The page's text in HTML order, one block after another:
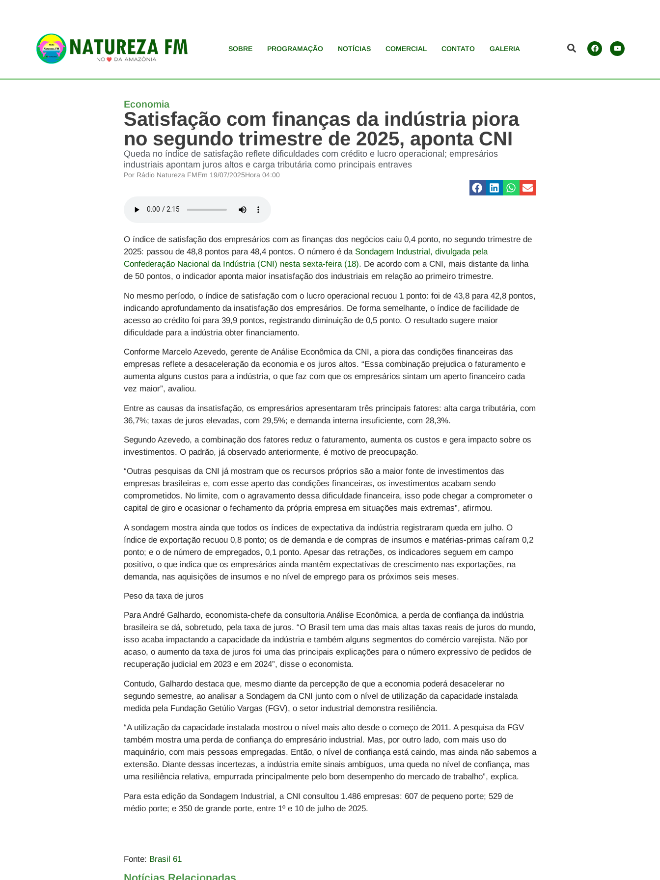
SOBRE PROGRAMAÇÃO NOTÍCIAS COMERCIAL CONTATO GALERIA
Economia
Satisfação com finanças da indústria piora
no segundo trimestre de 2025, aponta CNI
Queda no índice de satisfação reflete dificuldades com crédito e lucro operacional; empresários
industriais apontam juros altos e carga tributária como principais entraves
Por Rádio Natureza FMEm 19/07/2025Hora 04:00
O índice de satisfação dos empresários com as finanças dos negócios caiu 0,4 ponto, no segundo trimestre de
2025: passou de 48,8 pontos para 48,4 pontos. O número é da Sondagem Industrial, divulgada pela
Confederação Nacional da Indústria (CNI) nesta sexta-feira (18). De acordo com a CNI, mais distante da linha
de 50 pontos, o indicador aponta maior insatisfação dos industriais em relação ao primeiro trimestre.
No mesmo período, o índice de satisfação com o lucro operacional recuou 1 ponto: foi de 43,8 para 42,8 pontos,
indicando aprofundamento da insatisfação dos empresários. De forma semelhante, o índice de facilidade de
acesso ao crédito foi para 39,9 pontos, registrando diminuição de 0,5 ponto. O resultado sugere maior
dificuldade para a indústria obter financiamento.
Conforme Marcelo Azevedo, gerente de Análise Econômica da CNI, a piora das condições financeiras das
empresas reflete a desaceleração da economia e os juros altos. “Essa combinação prejudica o faturamento e
aumenta alguns custos para a indústria, o que faz com que os empresários sintam um aperto financeiro cada
vez maior”, avaliou.
Entre as causas da insatisfação, os empresários apresentaram três principais fatores: alta carga tributária, com
36,7%; taxas de juros elevadas, com 29,5%; e demanda interna insuficiente, com 28,3%.
Segundo Azevedo, a combinação dos fatores reduz o faturamento, aumenta os custos e gera impacto sobre os
investimentos. O padrão, já observado anteriormente, é motivo de preocupação.
“Outras pesquisas da CNI já mostram que os recursos próprios são a maior fonte de investimentos das
empresas brasileiras e, com esse aperto das condições financeiras, os investimentos acabam sendo
comprometidos. No limite, com o agravamento dessa dificuldade financeira, isso pode chegar a comprometer o
capital de giro e ocasionar o fechamento da própria empresa em situações mais extremas”, afirmou.
A sondagem mostra ainda que todos os índices de expectativa da indústria registraram queda em julho. O
índice de exportação recuou 0,8 ponto; os de demanda e de compras de insumos e matérias-primas caíram 0,2
ponto; e o de número de empregados, 0,1 ponto. Apesar das retrações, os indicadores seguem em campo
positivo, o que indica que os empresários ainda mantêm expectativas de crescimento nas exportações, na
demanda, nas aquisições de insumos e no nível de emprego para os próximos seis meses.
Peso da taxa de juros
Para André Galhardo, economista-chefe da consultoria Análise Econômica, a perda de confiança da indústria
brasileira se dá, sobretudo, pela taxa de juros. “O Brasil tem uma das mais altas taxas reais de juros do mundo,
isso acaba impactando a capacidade da indústria e também alguns segmentos do comércio varejista. Não por
acaso, o aumento da taxa de juros foi uma das principais explicações para o número expressivo de pedidos de
recuperação judicial em 2023 e em 2024”, disse o economista.
Contudo, Galhardo destaca que, mesmo diante da percepção de que a economia poderá desacelerar no
segundo semestre, ao analisar a Sondagem da CNI junto com o nível de utilização da capacidade instalada
medida pela Fundação Getúlio Vargas (FGV), o setor industrial demonstra resiliência.
“A utilização da capacidade instalada mostrou o nível mais alto desde o começo de 2011. A pesquisa da FGV
também mostra uma perda de confiança do empresário industrial. Mas, por outro lado, com mais uso do
maquinário, com mais pessoas empregadas. Então, o nível de confiança está caindo, mas ainda não sabemos a
extensão. Diante dessas incertezas, a indústria emite sinais ambíguos, uma queda no nível de confiança, mas
uma resiliência relativa, empurrada principalmente pelo bom desempenho do mercado de trabalho”, explica.
Para esta edição da Sondagem Industrial, a CNI consultou 1.486 empresas: 607 de pequeno porte; 529 de
médio porte; e 350 de grande porte, entre 1º e 10 de julho de 2025.
Fonte: Brasil 61